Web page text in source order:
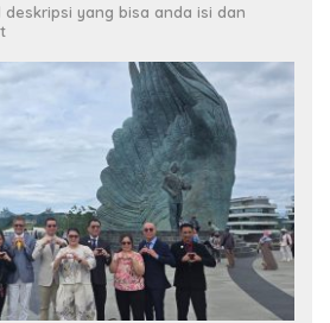
yang bisa anda isi dan